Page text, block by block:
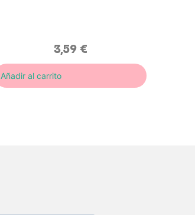
3,59 €
Añadir al carrito